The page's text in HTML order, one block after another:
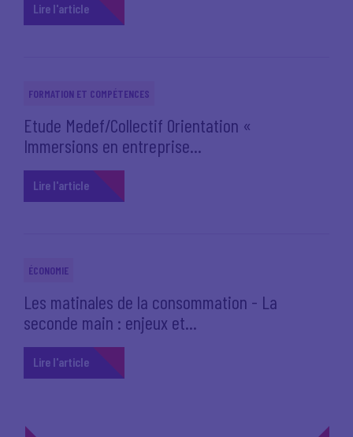
Lire l'article
FORMATION ET COMPÉTENCES
Etude Medef/Collectif Orientation «
Immersions en entreprise...
Lire l'article
ÉCONOMIE
Les matinales de la consommation - La
seconde main : enjeux et...
Lire l'article